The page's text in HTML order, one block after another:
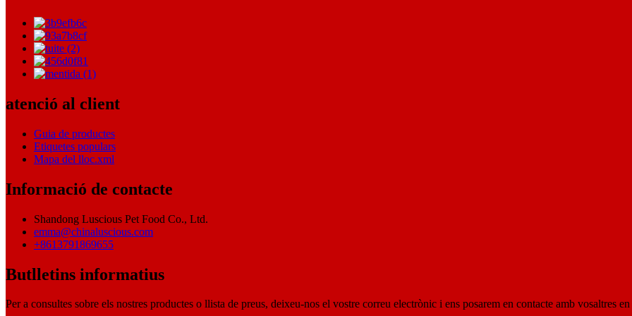
atenció al client
Guia de productes
Etiquetes populars
Mapa del lloc.xml
Informació de contacte
Shandong Luscious Pet Food Co., Ltd.
emma@chinaluscious.com
+8613791869655
Butlletins informatius
Per a consultes sobre els nostres productes o llista de preus, deixeu-nos el vostre correu electrònic i ens posarem en contacte amb vosaltres